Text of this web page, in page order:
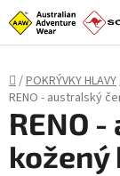
Stačí **styl
Přejít
na
Domů
/POKRÝVKY HLAVY
RENO - australský
RENO
kožený